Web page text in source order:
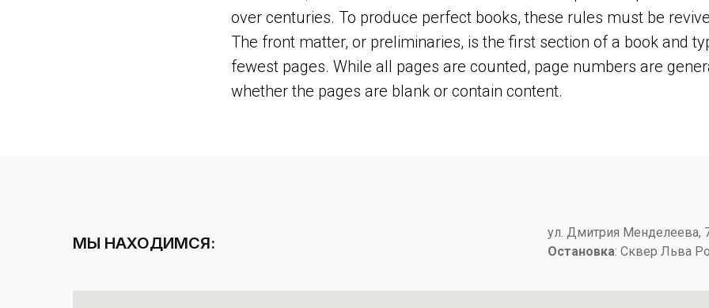
over centuries. To produce perfect books, these rules must be
The front matter, or preliminaries, is the first section of a book and
fewest pages. While all pages are counted, page numbers are
whether the pages are blank or contain content.
МЫ НАХОДИМСЯ:
​ул. Дмитрия Менделеева,
Остановка: ​Сквер Льва